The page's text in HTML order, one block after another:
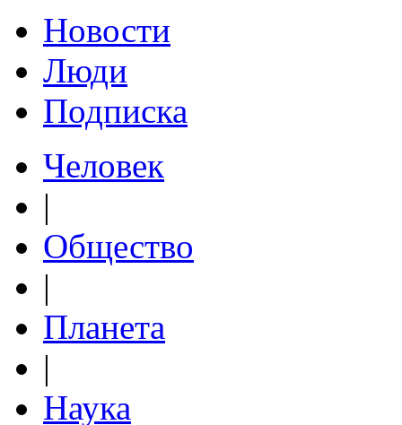
Новости
Люди
Подписка
Человек
|
Общество
|
Планета
|
Наука